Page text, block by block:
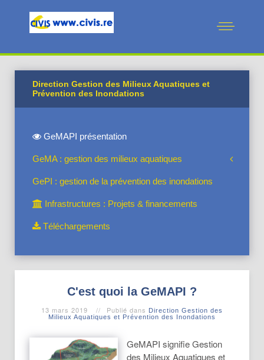
Direction Gestion des Milieux Aquatiques et
Prévention des Inondations
GeMAPI présentation
GeMA : gestion des milieux aquatiques
GePI : gestion de la prévention des inondations
Infrastructures : Projets & financements
Téléchargements
C'est quoi la GeMAPI ?
13 mars 2019 Publié dans Direction Gestion des
Milieux Aquatiques et Prévention des Inondations
GeMAPI signifie Gestion
des Milieux Aquatiques et